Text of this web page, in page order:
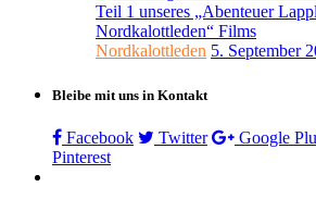
Teil 1 unseres „Abenteuer
Nordkalottleden“ Films
Nordkalottleden 5. September
Bleibe mit uns in Kontakt
Facebook Twitter Google
Pinterest